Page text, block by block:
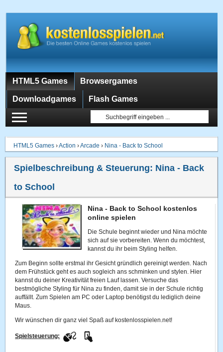
HTML5 Games Browsergames
Downloadgames Flash Games
HTML5 Games ›Action ›Arcade › Nina - Back to School
Spielbeschreibung & Steuerung: Nina - Back
to School
Nina - Back to School kostenlos
online spielen
Die Schule beginnt wieder und Nina möchte
sich auf sie vorbereiten. Wenn du möchtest,
kannst du ihr beim Styling helfen.
Zum Beginn sollte erstmal ihr Gesicht gründlich gereinigt werden. Nach
dem Frühstück geht es auch sogleich ans schminken und stylen. Hier
kannst du deiner Kreativität freien Lauf lassen. Versuche das
bestmögliche Styling für Nina zu finden, damit sie in der Schule richtig
auffällt. Zum Spielen am PC oder Laptop benötigst du lediglich deine
Maus.
Wir wünschen dir ganz viel Spaß auf kostenlosspielen.net!
Spielsteuerung: